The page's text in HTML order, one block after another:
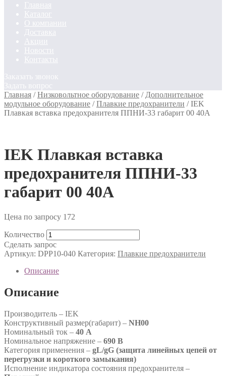
Главная
Каталог
О компании
Доставка
Акции
Новости
Контакты
Заказать звонок
Задать вопрос
Главная /Низковольтное оборудование / Дополнительное
модульное оборудование /Плавкие предохранители /IEK
Плавкая вставка предохранителя ППНИ-33 габарит 00 40А
IEK Плавкая вставка
предохранителя ППНИ-33
габарит 00 40А
Цена по запросу 172
Количество
Сделать запрос
Артикул: DPP10-040 Категория: Плавкие предохранители
Описание
Описание
Производитель – IEK
Конструктивный размер(габарит) – NH00
Номинальный ток – 40 А
Номинальное напряжение – 690 В
Категория применения – gL/gG (защита линейных цепей от
перегрузки и короткого замыкания)
Исполнение индикатора состояния предохранителя –